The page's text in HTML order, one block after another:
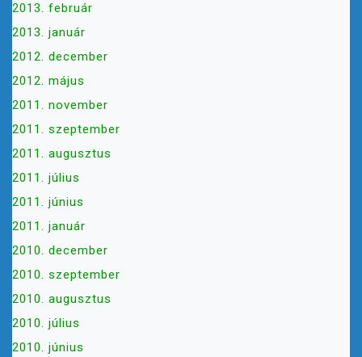
2013. február
2013. január
2012. december
2012. május
2011. november
2011. szeptember
2011. augusztus
2011. július
2011. június
2011. január
2010. december
2010. szeptember
2010. augusztus
2010. július
2010. június